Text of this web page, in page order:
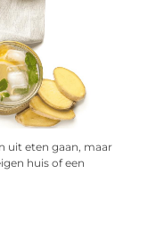
uit eten gaan, maar
huis of een